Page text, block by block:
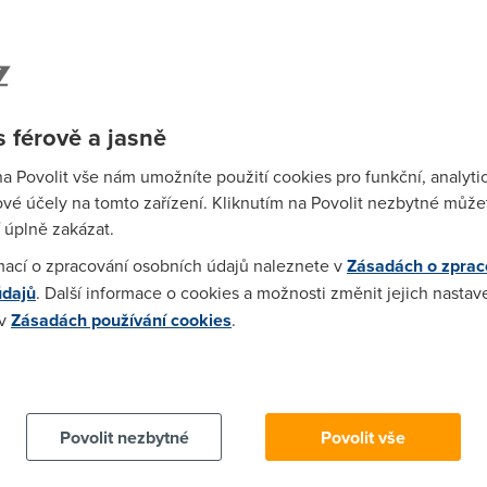
& broadband
ve statistikách širokopásmového připojení na
telekomunikace
DSL
Benátky ve znamení širokopásmového přístupu.
DSL tímto světem vládne, DSL Forum...
po německu
férově a jasně
Povolit vše nám umožníte použití cookies pro funkční,
účely na tomto zařízení. Kliknutím na Povolit nezbytné
zakázat.
o zpracování osobních údajů naleznete vZásadách o
. Další informace o cookies a možnosti změnit jejich
Zásadách používání cookies.
Povolit nezbytné
Povolit vše